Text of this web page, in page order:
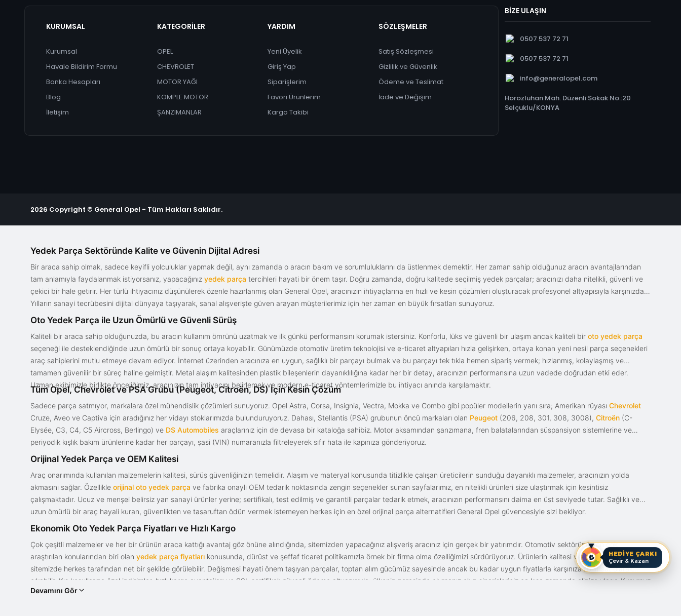
KURUMSAL
Kurumsal
Havale Bildirim Formu
Banka Hesapları
Blog
İletişim
KATEGORİLER
OPEL
CHEVROLET
MOTOR YAĞI
KOMPLE MOTOR
ŞANZIMANLAR
YARDIM
Yeni Üyelik
Giriş Yap
Siparişlerim
Favori Ürünlerim
Kargo Takibi
SÖZLEŞMELER
Satış Sözleşmesi
Gizlilik ve Güvenlik
Ödeme ve Teslimat
İade ve Değişim
BİZE ULAŞIN
0507 537 72 71
0507 537 72 71
info@generalopel.com
Horozluhan Mah. Düzenli Sokak No.:20
Selçuklu/KONYA
2026 Copyright © General Opel - Tüm Hakları Saklıdır.
HEDİYE ÇARKI
Çevir & Kazan
Yedek Parça Sektöründe Kalite ve Güvenin Dijital Adresi
Bir araca sahip olmak, sadece keyifli yolculuklar yapmak değil, aynı zamanda o aracın bakım ve sorumluluklarını da üstlenmek demektir. Her zaman sahip olduğunuz aracın avantajlarından
tam anlamıyla faydalanmak istiyorsanız, yapacağınız yedek parça tercihleri hayati bir önem taşır. Doğru zamanda, doğru kalitede seçilmiş yedek parçalar; aracınızı daha nitelikli, güvenli ve
çekici bir hale getirir. Her türlü ihtiyacınız düşünülerek özenle hazırlanmış olan General Opel, aracınızın ihtiyaçlarına en hızlı ve kesin çözümleri oluşturacak profesyonel altyapısıyla karşınızda.
Yılların sanayi tecrübesini dijital dünyaya taşıyarak, sanal alışverişte güven arayan müşterilerimiz için her zaman en büyük fırsatları sunuyoruz.
Oto Yedek Parça ile Uzun Ömürlü ve Güvenli Sürüş
Kaliteli bir araca sahip olduğunuzda, bu aracın kullanım ömrünü uzatmak ve ilk günkü performansını korumak istersiniz. Konforlu, lüks ve güvenli bir ulaşım ancak kaliteli bir oto yedek parça
seçeneği ile desteklendiğinde uzun ömürlü bir sonuç ortaya koyabilir. Günümüzde otomotiv üretim teknolojisi ve e-ticaret altyapıları hızla gelişirken, ortaya konan yeni nesil parça seçenekleri
araç sahiplerini mutlu etmeye devam ediyor. İnternet üzerinden aracınıza en uygun, sağlıklı bir parçayı bulmak ve bu parçayı tek tıkla hemen sipariş vermek; hızlanmış, kolaylaşmış ve
tamamen güvenilir bir süreç haline gelmiştir. Metal alaşım kalitesinden plastik bileşenlerin dayanıklılığına kadar her bir detay, aracınızın performansına uzun vadede doğrudan etki eder.
Uzman ekibimizle birlikte önceliğimiz, aracınızın tam ihtiyacını belirlemek ve modern e-ticaret yöntemlerimizle bu ihtiyacı anında karşılamaktır.
Tüm Opel, Chevrolet ve PSA Grubu (Peugeot, Citroën, DS) İçin Kesin Çözüm
Sadece parça satmıyor, markalara özel mühendislik çözümleri sunuyoruz. Opel Astra, Corsa, Insignia, Vectra, Mokka ve Combo gibi popüler modellerin yanı sıra; Amerikan rüyası Chevrolet
Cruze, Aveo ve Captiva için aradığınız her vidayı stoklarımızda bulunduruyoruz. Dahası, Stellantis (PSA) grubunun öncü markaları olan Peugeot (206, 208, 301, 308, 3008), Citroën (C-
Elysée, C3, C4, C5 Aircross, Berlingo) ve DS Automobiles araçlarınız için de devasa bir kataloğa sahibiz. Motor aksamından şanzımana, fren balatalarından süspansiyon sistemlerine ve
periyodik kışlık bakım ürünlerine kadar her parçayı, şasi (VIN) numaranızla filtreleyerek sıfır hata ile kapınıza gönderiyoruz.
Orijinal Yedek Parça ve OEM Kalitesi
Araç onarımında kullanılan malzemelerin kalitesi, sürüş güvenliğinizin temelidir. Alaşım ve materyal konusunda titizlikle çalışan üreticilerin sunduğu dayanıklı malzemeler, aracınızın yolda
akmasını sağlar. Özellikle orijinal oto yedek parça ve fabrika onaylı OEM tedarik noktasında zengin seçenekler sunan sayfalarımız, en nitelikli ürünleri size ulaştırmak için kesintisiz
çalışmaktadır. Ucuz ve menşei belirsiz yan sanayi ürünler yerine; sertifikalı, test edilmiş ve garantili parçalar tedarik etmek, aracınızın performansını daima en üst seviyede tutar. Sağlıklı ve
uzun ömürlü bir araç hayali kuran, güvenlikten ve tasaruftan ödün vermek istemeyen herkes için en özel orijinal parça alternatifleri General Opel güvencesiyle sizi bekliyor.
Ekonomik Oto Yedek Parça Fiyatları ve Hızlı Kargo
Çok çeşitli malzemeler ve her bir ürünün araca kattığı avantaj göz önüne alındığında, sitemizden yapacağınız alışveriş aracınız için gerçek bir yatırımdır. Otomotiv sektörünün en çok
araştırılan konularından biri olan yedek parça fiyatları konusunda, dürüst ve şeffaf ticaret politikamızla örnek bir firma olma özelliğimizi sürdürüyoruz. Ürünlerin kalitesi ve bunun fiyat karşılığı
sitemizde herkes tarafından net bir şekilde görülebilir. Değişmesi hayati önem taşıyan parçalar, toptan alım gücümüz sayesinde ancak bu kadar uygun fiyatlarla karşınıza bir fırsat olarak
çıkabilir. Kış koşullarına özel indirimler, hızlı kargo avantajları ve SSL sertifikalı güvenli ödeme altyapısıyla; ülkenin neresinde olursanız olun siparişleriniz en kısa zamanda elinize ulaşır. Kusursuz
bir tasarım ve güce sahip olan aracınızın değerini korumak, uygun fiyat avantajıyla parça kalitesini birleştirmek için doğru yerdesiniz.
Devamını Gör